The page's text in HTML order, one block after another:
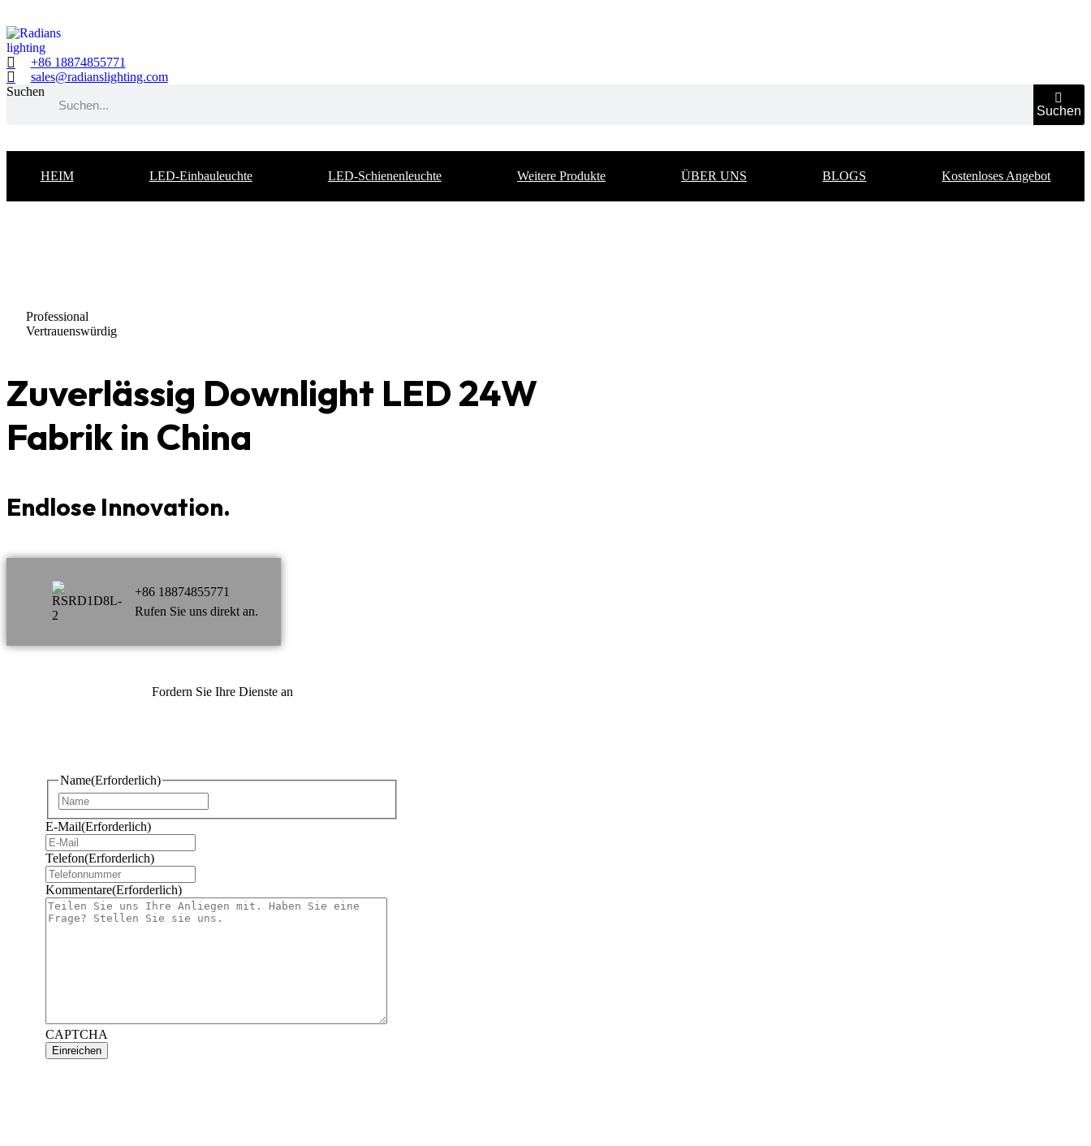
Inhalt
springen
+86 18874855771
sales@radianslighting.com
Suchen
Suchen
HEIM LED-Einbauleuchte LED-Schienenleuchte Weitere Produkte ÜBER UNS BLOGS Kostenloses Angebot
Professional
Vertrauenswürdig
Zuverlässig Downlight LED 24W
Fabrik in China
Endlose Innovation.
+86 18874855771
Rufen Sie uns direkt an.
Fordern Sie Ihre Dienste an
Name(Erforderlich)
E-Mail(Erforderlich)
Telefon(Erforderlich)
Kommentare(Erforderlich)
CAPTCHA